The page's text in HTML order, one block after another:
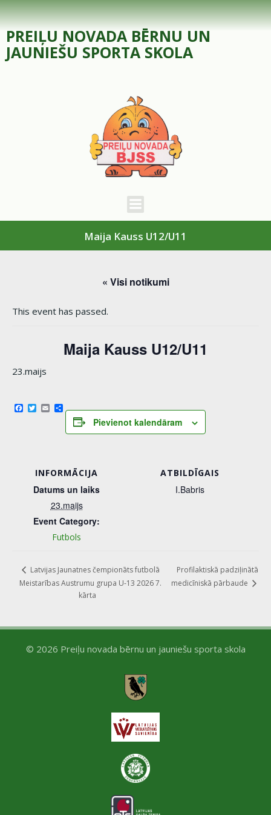
Skip
to
content
PREIĻU NOVADA BĒRNU UN
JAUNIEŠU SPORTA SKOLA
Maija Kauss U12/U11
« Visi notikumi
This event has passed.
Maija Kauss U12/U11
23.maijs
Facebook
Twitter
EmailShare
Pievienot kalendāram
INFORMĀCIJA
Datums un laiks
23.maijs
Event Category:
Futbols
ATBILDĪGAIS
I.Babris
Latvijas Jaunatnes čempionāts futbolā
Meistarības Austrumu grupa U-13 2026 7.
kārta
Profilaktiskā padziļinātā
medicīniskā pārbaude
© 2026 Preiļu novada bērnu un jauniešu sporta skola